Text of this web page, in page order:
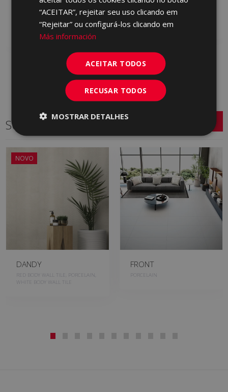
Adicionar aos
favoritos
Adicionar aos
Séries relacionadas
NOVO
DANDY
RED BODY WALL TILE, PORCELAIN,
WHITE BODY WALL TILE
FRONT
PORCELAIN
“ACEITAR”, rejeitar seu uso clicando em
“Rejeitar” ou configurá-los clicando em
Más información
ACEITAR TODOS
RECUSAR TODOS
MOSTRAR DETALHES